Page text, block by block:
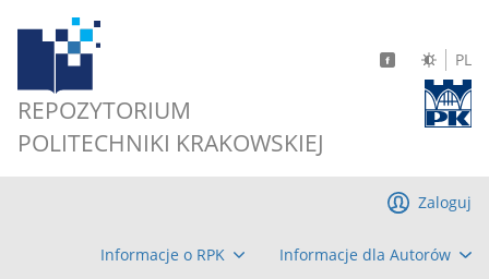
REPOZYTORIUM
POLITECHNIKI KRAKOWSKIEJ
PL
Informacje o RPK Informacje dla Autorów
Zaloguj